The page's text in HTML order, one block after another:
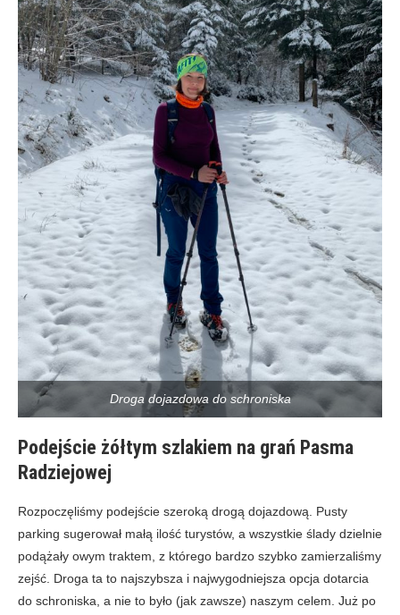
Droga dojazdowa do schroniska
Podejście żółtym szlakiem na grań Pasma
Radziejowej
Rozpoczęliśmy podejście szeroką drogą dojazdową. Pusty
parking sugerował małą ilość turystów, a wszystkie ślady dzielnie
podążały owym traktem, z którego bardzo szybko zamierzaliśmy
zejść. Droga ta to najszybsza i najwygodniejsza opcja dotarcia
do schroniska, a nie to było (jak zawsze) naszym celem. Już po